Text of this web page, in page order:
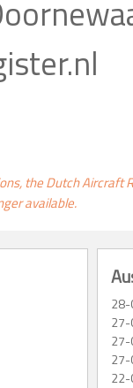
the Dutch Aircraft
available.
28-
27-
27-
27-
22-